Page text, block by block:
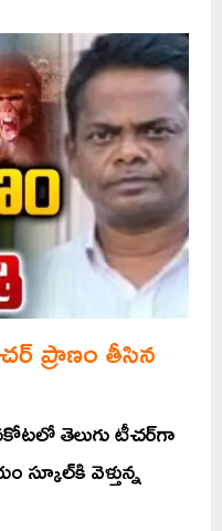
ప్రాణం తీసిన
తెలుగు టీచర్‌గా
స్కూల్‌కి వెళ్తున్న